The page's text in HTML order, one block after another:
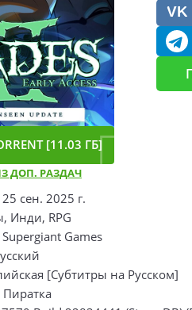
[11.03 ГБ]
ДОП. РАЗДАЧ
VK
25 сен. 2025 г.
Инди, RPG
Supergiant Games
[Субтитры на Русском]
Пиратка